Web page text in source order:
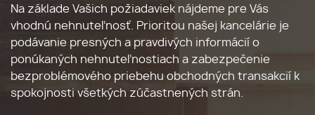
Na základe Vašich požiadaviek nájdeme pre Vás
vhodnú nehnuteľnosť. Prioritou našej kancelárie je
podávanie presných a pravdivých informácií o
ponúkaných nehnuteľnostiach a zabezpečenie
bezproblémového priebehu obchodných transakcií k
spokojnosti všetkých zúčastnených strán.